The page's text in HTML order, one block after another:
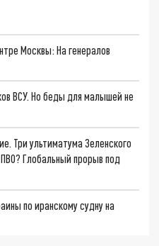
Москвы: На генералов
ВСУ. Но беды для малышей не
Три ультиматума Зеленского
Глобальный прорыв под
по иранскому судну на